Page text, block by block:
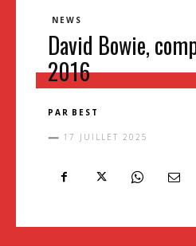
NEWS
David Bowie,
2016
PAR BEST
17 JUILLET 2025